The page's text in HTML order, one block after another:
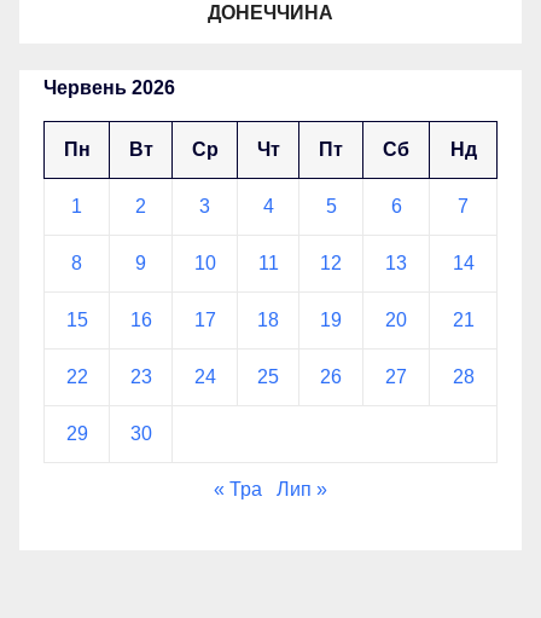
ДОНЕЧЧИНА
Червень 2026
Пн Вт Ср Чт Пт Сб Нд
1 2 3 4 5 6 7
8 9 10 11 12 13 14
15 16 17 18 19 20 21
22 23 24 25 26 27 28
29 30
« Тра Лип »